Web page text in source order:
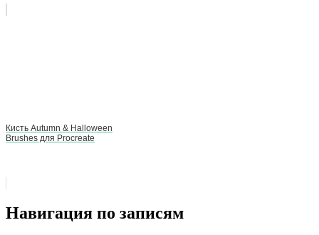
Кисть Autumn & Halloween
Brushes для Procreate
Навигация по записям